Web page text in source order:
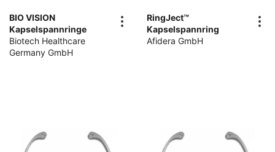
BIO VISION
Kapselspannringe
Biotech Healthcare
Germany GmbH
RingJect™
Kapselspannring
Afidera GmbH